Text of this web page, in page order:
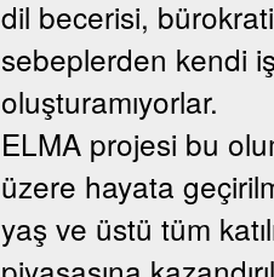
dil becerisi,
sebeplerden kendi
oluşturamıyorlar.
ELMA projesi bu
üzere hayata
yaş ve üstü tüm